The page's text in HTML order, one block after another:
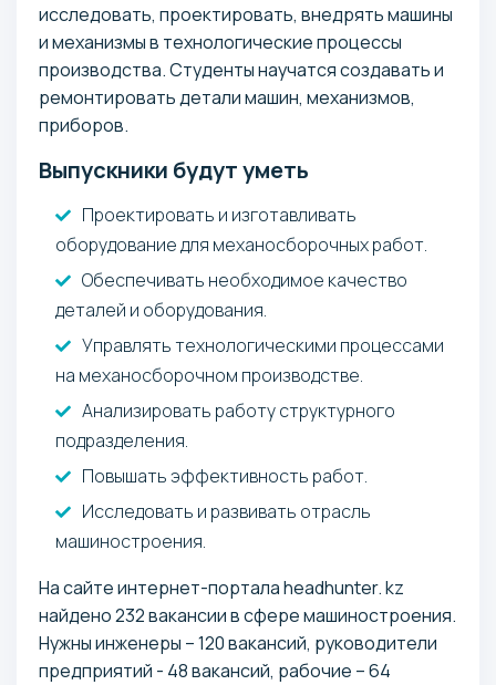
исследовать, проектировать, внедрять машины
и механизмы в технологические процессы
производства. Студенты научатся создавать и
ремонтировать детали машин, механизмов,
приборов.
Выпускники будут уметь
Проектировать и изготавливать
оборудование для механосборочных работ.
Обеспечивать необходимое качество
деталей и оборудования.
Управлять технологическими процессами
на механосборочном производстве.
Анализировать работу структурного
подразделения.
Повышать эффективность работ.
Исследовать и развивать отрасль
машиностроения.
На сайте интернет-портала headhunter. kz
найдено 232 вакансии в сфере машиностроения.
Нужны инженеры – 120 вакансий, руководители
предприятий - 48 вакансий, рабочие – 64